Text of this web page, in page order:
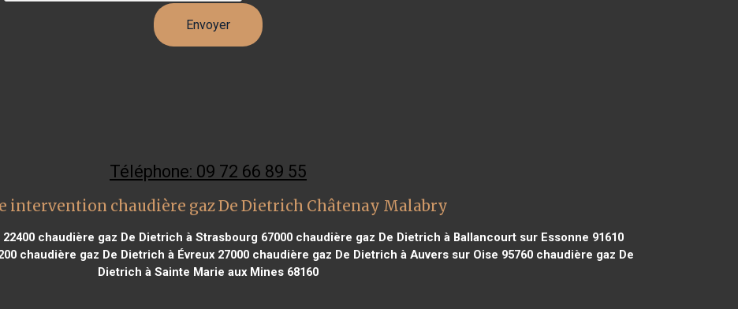
Téléphone: 09 72 66 89 55
intervention chaudière gaz De Dietrich Châtenay Malabry
chaudière gaz De Dietrich à Strasbourg 67000 chaudière gaz De Dietrich à Ballancourt sur Essonne 91610
chaudière gaz De Dietrich à Évreux 27000 chaudière gaz De Dietrich à Auvers sur Oise 95760 chaudière gaz De
Dietrich à Sainte Marie aux Mines 68160